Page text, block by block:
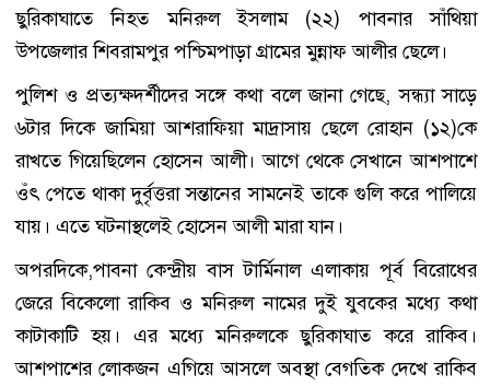
ছুরিকাঘাতে নিহত মনিরুল ইসলাম (২২) পাবনার সাঁথিয়া
উপজেলার শিবরামপুর পশ্চিমপাড়া গ্রামের মুন্নাফ আলীর ছেলে।
পুলিশ ও প্রত্যক্ষদর্শীদের সঙ্গে কথা বলে জানা গেছে, সন্ধ্যা সাড়ে
৬টার দিকে জামিয়া আশরাফিয়া মাদ্রাসায় ছেলে রোহান (১২)কে
রাখতে গিয়েছিলেন হোসেন আলী। আগে থেকে সেখানে আশপাশে
ওঁৎ পেতে থাকা দুর্বৃত্তরা সন্তানের সামনেই তাকে গুলি করে পালিয়ে
যায়। এতে ঘটনাস্থলেই হোসেন আলী মারা যান।
অপরদিকে,পাবনা কেন্দ্রীয় বাস টার্মিনাল এলাকায় পূর্ব বিরোধের
জেরে বিকেলো রাকিব ও মনিরুল নামের দুই যুবকের মধ্যে কথা
কাটাকাটি হয়। এর মধ্যে মনিরুলকে ছুরিকাঘাত করে রাকিব।
আশপাশের লোকজন এগিয়ে আসলে অবস্থা বেগতিক দেখে রাকিব